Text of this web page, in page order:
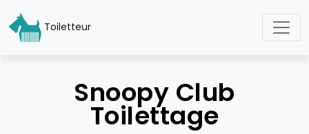
Toiletteur
Snoopy Club
Toilettage